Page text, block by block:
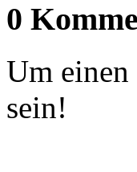
0
Um
sein!